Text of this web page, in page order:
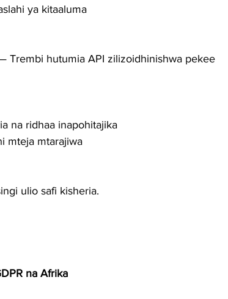
ya kitaaluma
Trembi hutumia API zilizoidhinishwa pekee
na ridhaa inapohitajika
mteja mtarajiwa
ulio safi kisheria.
na Afrika